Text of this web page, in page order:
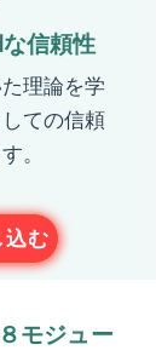
信頼性
理論を学
ての信頼
。
込む
モジュー